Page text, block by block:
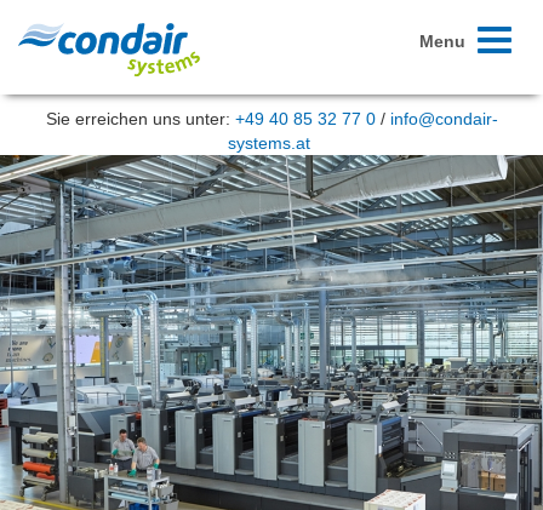
Toggle
Menu
Sie erreichen uns unter: +49 40 85 32 77 0/ info@condair-
systems.at